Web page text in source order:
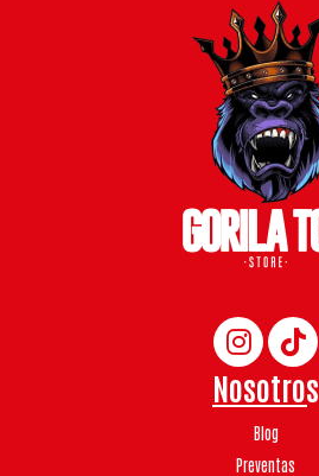
Nosotros
Blog
Preventas